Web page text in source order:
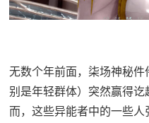
无数个年前面，柒场神秘
别是年轻群体）突然赢得
而，这些异能者中的一些